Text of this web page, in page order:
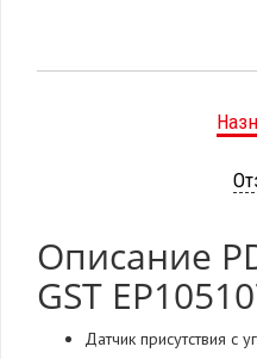
Описание
GST
Датчик присутствия с